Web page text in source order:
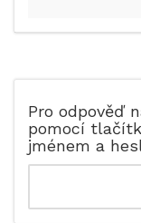
Pro odpověď
pomocí
jménem a